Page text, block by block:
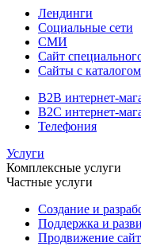
Лендинги
Социальные сети
СМИ
Сайт
Сайты с каталогом
B2B интернет-
B2C интернет-
Телефония
Услуги
Комплексные услуги
Частные услуги
Создание и
Поддержка и
Продвижение